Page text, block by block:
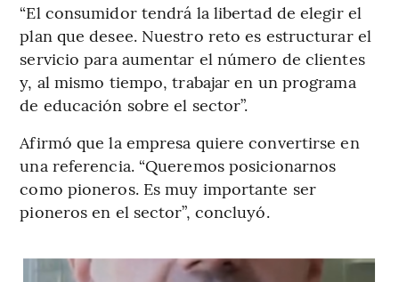
“El consumidor tendrá la libertad de elegir el
plan que desee. Nuestro reto es estructurar el
servicio para aumentar el número de clientes
y, al mismo tiempo, trabajar en un programa
de educación sobre el sector”.
Afirmó que la empresa quiere convertirse en
una referencia. “Queremos posicionarnos
como pioneros. Es muy importante ser
pioneros en el sector”, concluyó.